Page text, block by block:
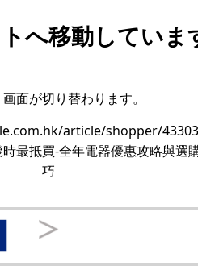
へ移動していま
面が切り替わります。
article/shopper/
最抵買-全年電器優惠攻略與選
巧